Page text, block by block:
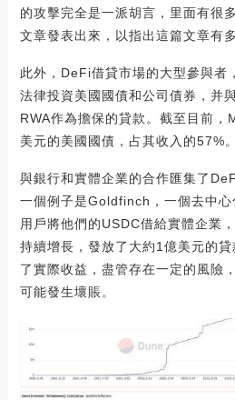
的攻擊完全是一派胡言，里面有很
文章發表出來，以指出這篇文章有
此外，DeFi借貸市場的大型參與者
法律投資美國國債和公司債券，并
RWA作為擔保的貸款。截至目前
美元的美國國債，占其收入的57%。
與銀行和實體企業的合作匯集了
一個例子是Goldfinch，一個去中心
用戶將他們的USDC借給實體企業
持續增長，發放了大約1億美元的
了實際收益，盡管存在一定的風險
可能發生壞賬。